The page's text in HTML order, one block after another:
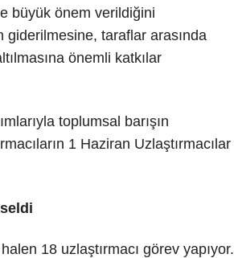
büyük önem verildiğini
giderilmesine, taraflar arasında
önemli katkılar
toplumsal barışın
1 Haziran Uzlaştırmacılar
18 uzlaştırmacı görev yapıyor.